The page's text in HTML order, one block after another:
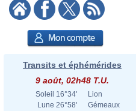
Transits et éphémérides
9 août, 02h48 T.U.
Soleil 16°34'
Lion
Lune 26°58'
Gémeaux